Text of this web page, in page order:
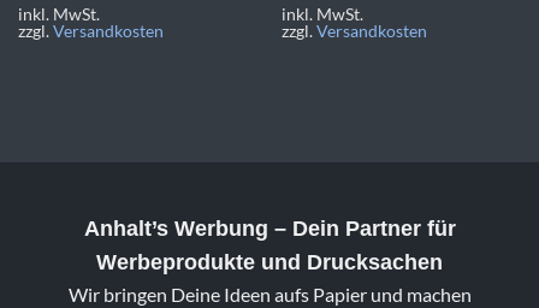
inkl. MwSt.
zzgl.Versandkosten
inkl. MwSt.
zzgl.Versandkosten
Anhalt’s Werbung – Dein Partner für
Werbeprodukte und Drucksachen
Wir bringen Deine Ideen aufs Papier und machen